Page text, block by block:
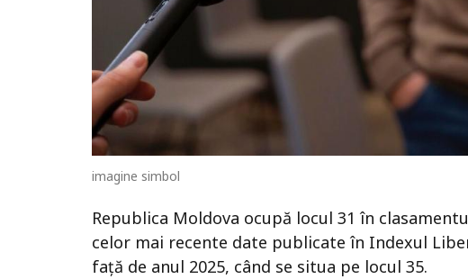
imagine simbol
Republica Moldova ocupă locul 31 în
celor mai recente date publicate în Indexul
față de anul 2025, când se situa pe locul 35.